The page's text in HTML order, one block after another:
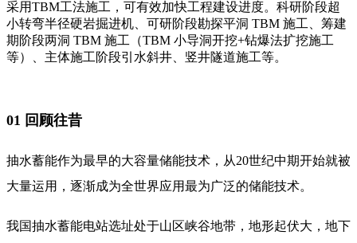
采用TBM工法施工，可有效加快工程建设进度。科研阶段超
小转弯半径硬岩掘进机、可研阶段勘探平洞 TBM 施工、筹建
期阶段两洞 TBM 施工（TBM 小导洞开挖+钻爆法扩挖施工
等）、主体施工阶段引水斜井、竖井隧道施工等。
01 回顾往昔
抽水蓄能作为最早的大容量储能技术，从20世纪中期开始就被
大量运用，逐渐成为全世界应用最为广泛的储能技术。
我国抽水蓄能电站选址处于山区峡谷地带，地形起伏大，地下